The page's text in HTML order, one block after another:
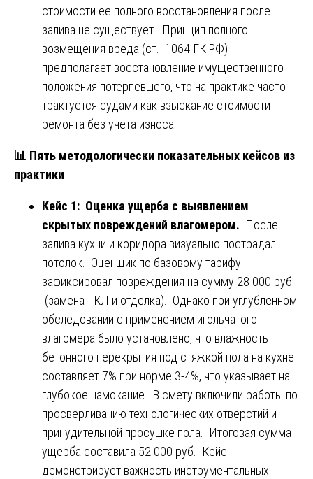
стоимости ее полного восстановления после
залива не существует. Принцип полного
возмещения вреда (ст. 1064 ГК РФ)
предполагает восстановление имущественного
положения потерпевшего, что на практике часто
трактуется судами как взыскание стоимости
ремонта без учета износа.
📊 Пять методологически показательных кейсов из
практики
Кейс 1: Оценка ущерба с выявлением
скрытых повреждений влагомером. После
залива кухни и коридора визуально пострадал
потолок. Оценщик по базовому тарифу
зафиксировал повреждения на сумму 28 000 руб.
(замена ГКЛ и отделка). Однако при углубленном
обследовании с применением игольчатого
влагомера было установлено, что влажность
бетонного перекрытия под стяжкой пола на кухне
составляет 7% при норме 3-4%, что указывает на
глубокое намокание. В смету включили работы по
просверливанию технологических отверстий и
принудительной просушке пола. Итоговая сумма
ущерба составила 52 000 руб. Кейс
демонстрирует важность инструментальных